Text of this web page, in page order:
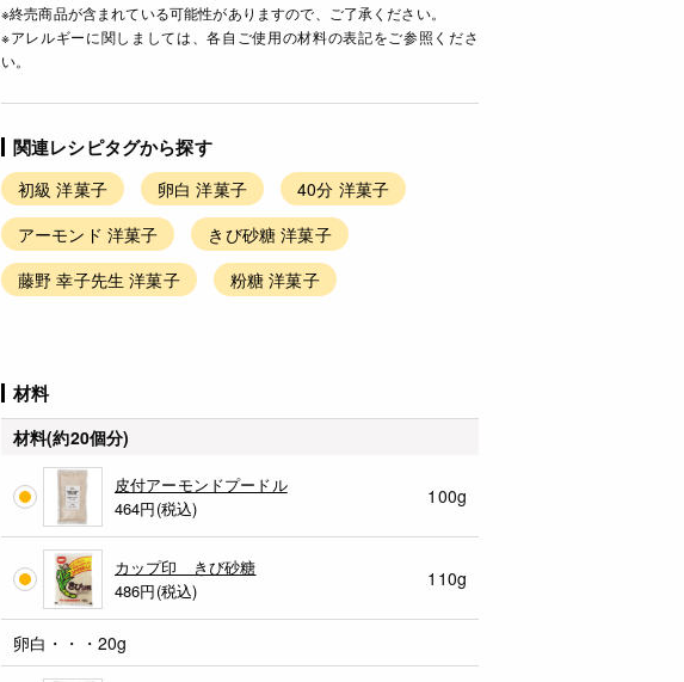
※終売商品が含まれている可能性がありますので、ご了承ください。
※アレルギーに関しましては、各自ご使用の材料の表記をご参照くださ
い。
関連レシピタグから探す
初級 洋菓子 卵白 洋菓子
40分 洋菓子
アーモンド 洋菓子
きび砂糖 洋菓子
藤野 幸子先生 洋菓子
粉糖 洋菓子
材料
材料(約20個分)
皮付アーモンドプードル
464円(税込)
100g
カップ印 きび砂糖
486円(税込)
110g
卵白・・・20g